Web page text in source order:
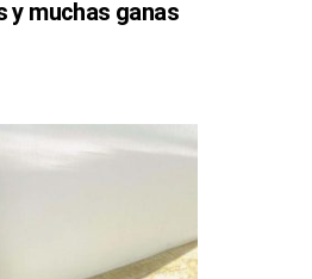
y muchas ganas